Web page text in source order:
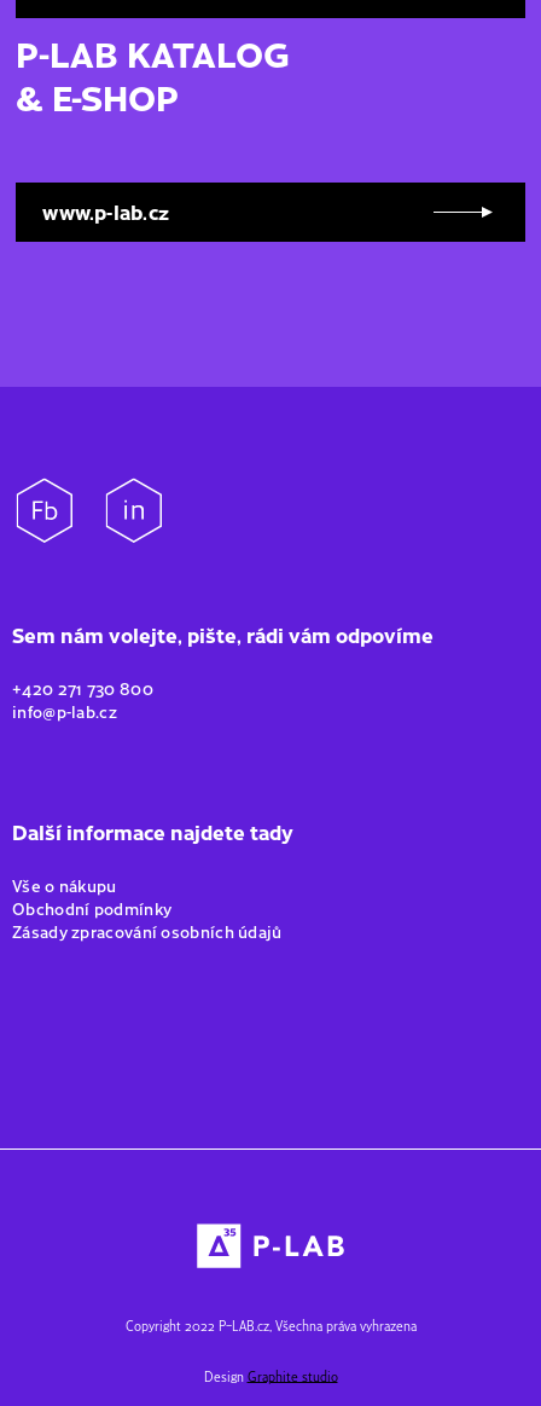
P-LAB KATALOG
& E-SHOP
www.p-lab.cz
Sem nám volejte, pište, rádi vám odpovíme
+420 271 730 800
info@p-lab.cz
Další informace najdete tady
Vše o nákupu
Obchodní podmínky
Zásady zpracování osobních údajů
Copyright 2022 P–LAB.cz, Všechna práva vyhrazena
Design Graphite studio